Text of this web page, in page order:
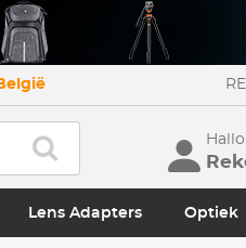
Lens Adapters Optiek